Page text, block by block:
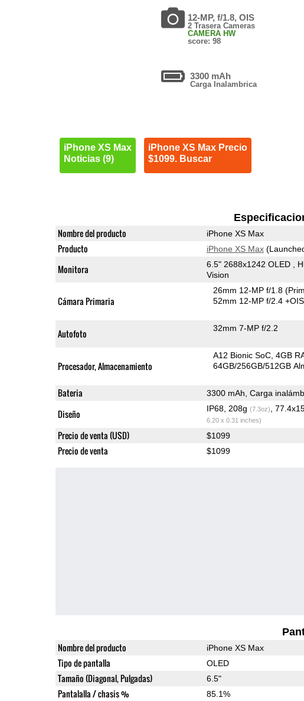
12-MP, f/1.8, OIS
2 Trasera Cameras
CAMERA HW
score: 98
3300 mAh
Carga Inalambrica
iPhone XS Max
Noticias (9)
iPhone XS Max Precio
$1099. Buscar
Nombre del producto iPhone XS Max
Producto iPhone XS Max
Monitora
6.5" 2688x1242 OLED ,
Vision
Cámara Primaria
26mm 12-MP f/1.8
52mm 12-MP f/2.4 +OIS
Autofoto 32mm 7-MP f/2.2
Procesador, Almacenamiento
A12 Bionic SoC 4GB
64GB/256GB/512GB
Bateria 3300 mAh, Carga
Diseño IP68, 208g (7.3oz) ,
6.20 x 0.31 inches)
Precio de venta (USD) $1099
Precio de venta $1099
Nombre del producto iPhone XS Max
Tipo de pantalla OLED
Tamaño (Diagonal, Pulgadas) 6.5"
Pantalalla / chasis % 85.1%